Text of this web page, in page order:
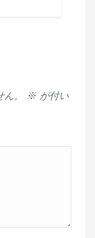
。 ※が付い